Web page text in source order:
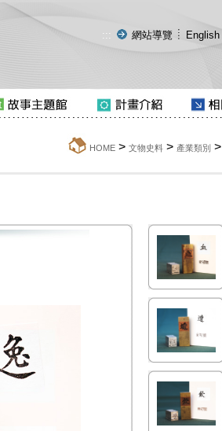
::: 網站導覽 English
HOME> 文物史料> 產業類別 >